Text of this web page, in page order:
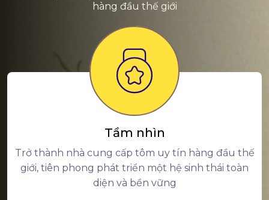
hàng đầu thế giới
Tầm nhìn
Trở thành nhà cung cấp tôm uy tín hàng đầu thế
giới, tiên phong phát triển một hệ sinh thái toàn
diện và bền vững